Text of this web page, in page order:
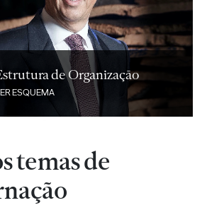
de Organização
ESQUEMA
temas de